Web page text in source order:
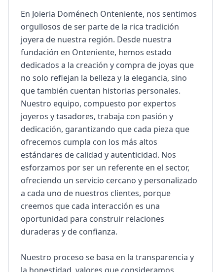
En Joieria Doménech Onteniente, nos sentimos
orgullosos de ser parte de la rica tradición
joyera de nuestra región. Desde nuestra
fundación en Onteniente, hemos estado
dedicados a la creación y compra de joyas que
no solo reflejan la belleza y la elegancia, sino
que también cuentan historias personales.
Nuestro equipo, compuesto por expertos
joyeros y tasadores, trabaja con pasión y
dedicación, garantizando que cada pieza que
ofrecemos cumpla con los más altos
estándares de calidad y autenticidad. Nos
esforzamos por ser un referente en el sector,
ofreciendo un servicio cercano y personalizado
a cada uno de nuestros clientes, porque
creemos que cada interacción es una
oportunidad para construir relaciones
duraderas y de confianza.
Nuestro proceso se basa en la transparencia y